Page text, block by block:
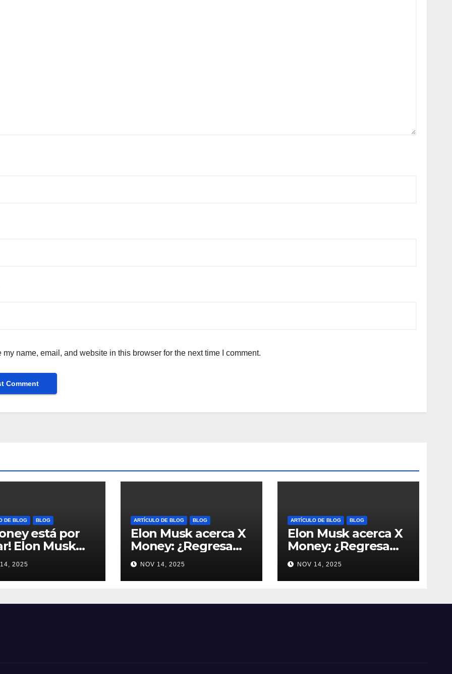
my name, email, and website in this browser for the next time I comment.
DE BLOG BLOG
está por
Elon Musk
y más
de pagos
#Dogecoin
2025
ARTÍCULO DE BLOG BLOG
Elon Musk acerca X
Money: ¿Regresa
Dogecoin con el
nuevo pago nativo?
#Cripto #Dogecoin
NOV 14, 2025
ARTÍCULO DE BLOG BLOG
Elon Musk acerca X
Money: ¿Regresa
Dogecoin con el
nuevo pago nativo?
#Cripto #Dogecoin
NOV 14, 2025